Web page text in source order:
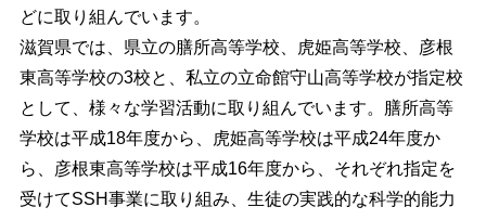
どに取り組んでいます。
滋賀県では、県立の膳所高等学校、虎姫高等学校、彦根
東高等学校の3校と、私立の立命館守山高等学校が指定校
として、様々な学習活動に取り組んでいます。膳所高等
学校は平成18年度から、虎姫高等学校は平成24年度か
ら、彦根東高等学校は平成16年度から、それぞれ指定を
受けてSSH事業に取り組み、生徒の実践的な科学的能力